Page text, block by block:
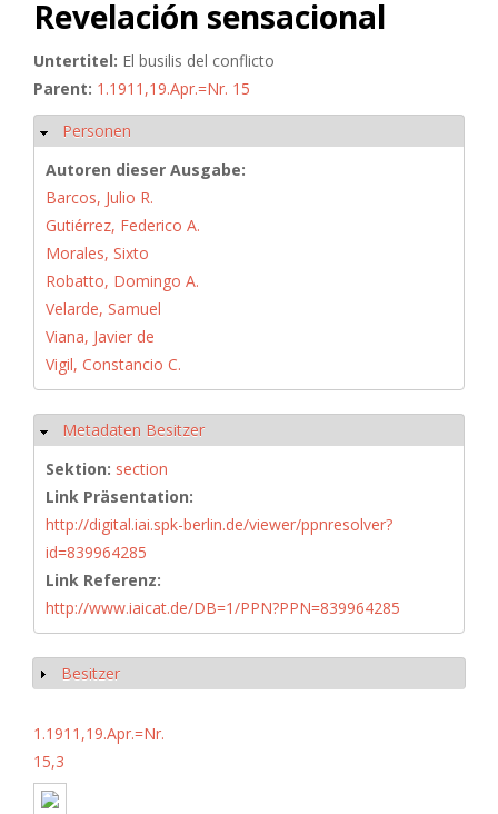
Revelación sensacional
Untertitel: El busilis del conflicto
Parent: 1.1911,19.Apr.=Nr. 15
Ausblenden
Personen
Autoren dieser Ausgabe:
Barcos, Julio R.
Gutiérrez, Federico A.
Morales, Sixto
Robatto, Domingo A.
Velarde, Samuel
Viana, Javier de
Vigil, Constancio C.
Ausblenden
Metadaten Besitzer
Sektion: section
Link Präsentation:
http://digital.iai.spk-berlin.de/viewer/ppnresolver?
id=839964285
Link Referenz:
http://www.iaicat.de/DB=1/PPN?PPN=839964285
Anzeigen
Besitzer
1.1911,19.Apr.=Nr.
15,3